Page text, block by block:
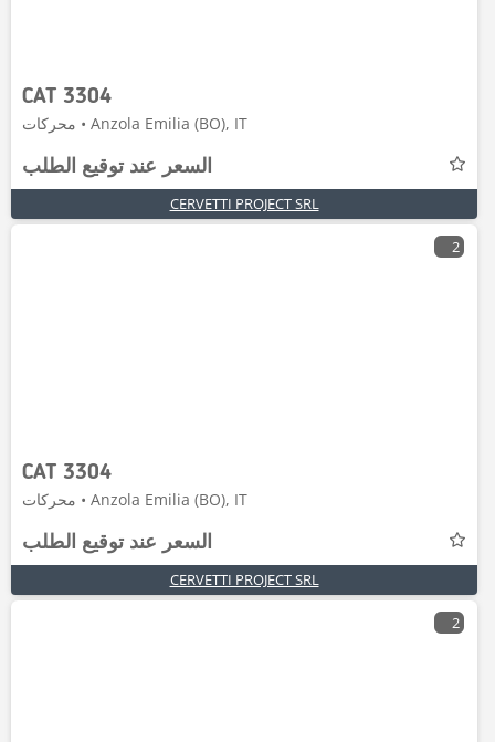
CAT 3304
محركات • Anzola Emilia (BO), IT
السعر عند توقيع الطلب
CERVETTI PROJECT SRL
2
CAT 3304
محركات • Anzola Emilia (BO), IT
السعر عند توقيع الطلب
CERVETTI PROJECT SRL
2